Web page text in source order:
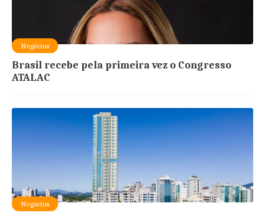
Negócios
Brasil recebe pela primeira vez o Congresso
ATALAC
Negócios